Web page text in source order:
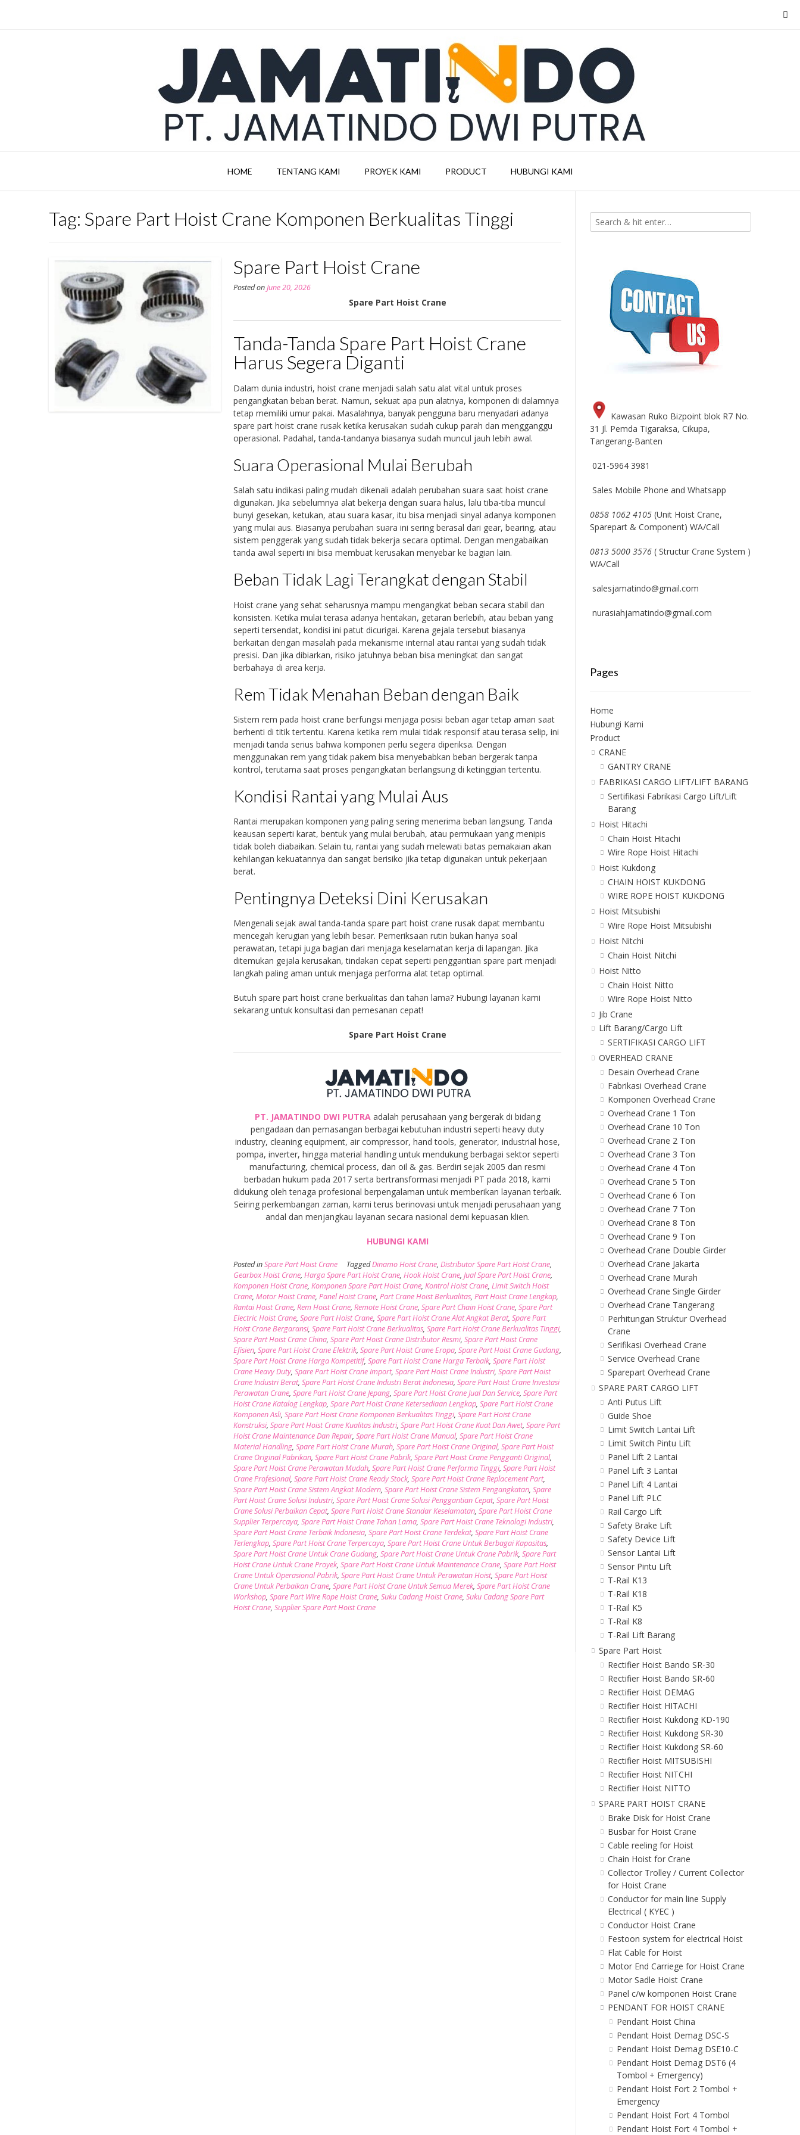
HOME TENTANG KAMI PROYEK KAMI PRODUCT HUBUNGI KAMI
Tag: Spare Part Hoist Crane Komponen Berkualitas Tinggi
Spare Part Hoist Crane
Posted onJune 20, 2026
Spare Part Hoist Crane
Tanda-Tanda Spare Part Hoist Crane
Harus Segera Diganti
Dalam dunia industri, hoist crane menjadi salah satu alat vital untuk proses
pengangkatan beban berat. Namun, sekuat apa pun alatnya, komponen di dalamnya
tetap memiliki umur pakai. Masalahnya, banyak pengguna baru menyadari adanya
spare part hoist crane rusak ketika kerusakan sudah cukup parah dan mengganggu
operasional. Padahal, tanda-tandanya biasanya sudah muncul jauh lebih awal.
Suara Operasional Mulai Berubah
Salah satu indikasi paling mudah dikenali adalah perubahan suara saat hoist crane
digunakan. Jika sebelumnya alat bekerja dengan suara halus, lalu tiba-tiba muncul
bunyi gesekan, ketukan, atau suara kasar, itu bisa menjadi sinyal adanya komponen
yang mulai aus. Biasanya perubahan suara ini sering berasal dari gear, bearing, atau
sistem penggerak yang sudah tidak bekerja secara optimal. Dengan mengabaikan
tanda awal seperti ini bisa membuat kerusakan menyebar ke bagian lain.
Beban Tidak Lagi Terangkat dengan Stabil
Hoist crane yang sehat seharusnya mampu mengangkat beban secara stabil dan
konsisten. Ketika mulai terasa adanya hentakan, getaran berlebih, atau beban yang
seperti tersendat, kondisi ini patut dicurigai. Karena gejala tersebut biasanya
berkaitan dengan masalah pada mekanisme internal atau rantai yang sudah tidak
presisi. Dan jika dibiarkan, risiko jatuhnya beban bisa meningkat dan sangat
berbahaya di area kerja.
Rem Tidak Menahan Beban dengan Baik
Sistem rem pada hoist crane berfungsi menjaga posisi beban agar tetap aman saat
berhenti di titik tertentu. Karena ketika rem mulai tidak responsif atau terasa selip, ini
menjadi tanda serius bahwa komponen perlu segera diperiksa. Dengan
menggunakan rem yang tidak pakem bisa menyebabkan beban bergerak tanpa
kontrol, terutama saat proses pengangkatan berlangsung di ketinggian tertentu.
Kondisi Rantai yang Mulai Aus
Rantai merupakan komponen yang paling sering menerima beban langsung. Tanda
keausan seperti karat, bentuk yang mulai berubah, atau permukaan yang menipis
tidak boleh diabaikan. Selain tu, rantai yang sudah melewati batas pemakaian akan
kehilangan kekuatannya dan sangat berisiko jika tetap digunakan untuk pekerjaan
berat.
Pentingnya Deteksi Dini Kerusakan
Mengenali sejak awal tanda-tanda spare part hoist crane rusak dapat membantu
mencegah kerugian yang lebih besar. Pemeriksaan rutin bukan hanya soal
perawatan, tetapi juga bagian dari menjaga keselamatan kerja di lapangan. Jika
ditemukan gejala kerusakan, tindakan cepat seperti penggantian spare part menjadi
langkah paling aman untuk menjaga performa alat tetap optimal.
Butuh spare part hoist crane berkualitas dan tahan lama? Hubungi layanan kami
sekarang untuk konsultasi dan pemesanan cepat!
Spare Part Hoist Crane
PT. JAMATINDO DWI PUTRAadalah perusahaan yang bergerak di bidang
pengadaan dan pemasangan berbagai kebutuhan industri seperti heavy duty
industry, cleaning equipment, air compressor, hand tools, generator, industrial hose,
pompa, inverter, hingga material handling untuk mendukung berbagai sektor seperti
manufacturing, chemical process, dan oil & gas. Berdiri sejak 2005 dan resmi
berbadan hukum pada 2017 serta bertransformasi menjadi PT pada 2018, kami
didukung oleh tenaga profesional berpengalaman untuk memberikan layanan terbaik.
Seiring perkembangan zaman, kami terus berinovasi untuk menjadi perusahaan yang
andal dan menjangkau layanan secara nasional demi kepuasan klien.
HUBUNGI KAMI
Posted inSpare Part Hoist Crane TaggedDinamo Hoist Crane,Distributor Spare Part Hoist Crane,
Gearbox Hoist Crane,Harga Spare Part Hoist Crane,Hook Hoist Crane,Jual Spare Part Hoist Crane,
Komponen Hoist Crane,Komponen Spare Part Hoist Crane,Kontrol Hoist Crane,Limit Switch Hoist
Crane,Motor Hoist Crane,Panel Hoist Crane,Part Crane Hoist Berkualitas,Part Hoist Crane Lengkap,
Rantai Hoist Crane,Rem Hoist Crane,Remote Hoist Crane,Spare Part Chain Hoist Crane,Spare Part
Electric Hoist Crane,Spare Part Hoist Crane,Spare Part Hoist Crane Alat Angkat Berat,Spare Part
Hoist Crane Bergaransi,Spare Part Hoist Crane Berkualitas,Spare Part Hoist Crane Berkualitas Tinggi,
Spare Part Hoist Crane China,Spare Part Hoist Crane Distributor Resmi,Spare Part Hoist Crane
Efisien,Spare Part Hoist Crane Elektrik,Spare Part Hoist Crane Eropa,Spare Part Hoist Crane Gudang,
Spare Part Hoist Crane Harga Kompetitif,Spare Part Hoist Crane Harga Terbaik,Spare Part Hoist
Crane Heavy Duty,Spare Part Hoist Crane Import,Spare Part Hoist Crane Industri,Spare Part Hoist
Crane Industri Berat,Spare Part Hoist Crane Industri Berat Indonesia,Spare Part Hoist Crane Investasi
Perawatan Crane,Spare Part Hoist Crane Jepang,Spare Part Hoist Crane Jual Dan Service,Spare Part
Hoist Crane Katalog Lengkap,Spare Part Hoist Crane Ketersediaan Lengkap,Spare Part Hoist Crane
Komponen Asli,Spare Part Hoist Crane Komponen Berkualitas Tinggi,Spare Part Hoist Crane
Konstruksi,Spare Part Hoist Crane Kualitas Industri,Spare Part Hoist Crane Kuat Dan Awet,Spare Part
Hoist Crane Maintenance Dan Repair,Spare Part Hoist Crane Manual,Spare Part Hoist Crane
Material Handling,Spare Part Hoist Crane Murah,Spare Part Hoist Crane Original,Spare Part Hoist
Crane Original Pabrikan,Spare Part Hoist Crane Pabrik,Spare Part Hoist Crane Pengganti Original,
Spare Part Hoist Crane Perawatan Mudah,Spare Part Hoist Crane Performa Tinggi,Spare Part Hoist
Crane Profesional,Spare Part Hoist Crane Ready Stock,Spare Part Hoist Crane Replacement Part,
Spare Part Hoist Crane Sistem Angkat Modern,Spare Part Hoist Crane Sistem Pengangkatan,Spare
Part Hoist Crane Solusi Industri,Spare Part Hoist Crane Solusi Penggantian Cepat,Spare Part Hoist
Crane Solusi Perbaikan Cepat,Spare Part Hoist Crane Standar Keselamatan,Spare Part Hoist Crane
Supplier Terpercaya,Spare Part Hoist Crane Tahan Lama,Spare Part Hoist Crane Teknologi Industri,
Spare Part Hoist Crane Terbaik Indonesia,Spare Part Hoist Crane Terdekat,Spare Part Hoist Crane
Terlengkap,Spare Part Hoist Crane Terpercaya,Spare Part Hoist Crane Untuk Berbagai Kapasitas,
Spare Part Hoist Crane Untuk Crane Gudang,Spare Part Hoist Crane Untuk Crane Pabrik,Spare Part
Hoist Crane Untuk Crane Proyek,Spare Part Hoist Crane Untuk Maintenance Crane,Spare Part Hoist
Crane Untuk Operasional Pabrik,Spare Part Hoist Crane Untuk Perawatan Hoist,Spare Part Hoist
Crane Untuk Perbaikan Crane,Spare Part Hoist Crane Untuk Semua Merek,Spare Part Hoist Crane
Workshop,Spare Part Wire Rope Hoist Crane,Suku Cadang Hoist Crane,Suku Cadang Spare Part
Hoist Crane,Supplier Spare Part Hoist Crane
Kawasan Ruko Bizpoint blok R7 No.
31 Jl. Pemda Tigaraksa, Cikupa,
Tangerang-Banten
021-5964 3981
Sales Mobile Phone and Whatsapp
0858 1062 4105(Unit Hoist Crane,
Sparepart & Component) WA/Call
0813 5000 3576( Structur Crane System )
WA/Call
salesjamatindo@gmail.com
nurasiahjamatindo@gmail.com
Pages
Home
Hubungi Kami
Product
CRANE
GANTRY CRANE
FABRIKASI CARGO LIFT/LIFT BARANG
Sertifikasi Fabrikasi Cargo Lift/Lift
Barang
Hoist Hitachi
Chain Hoist Hitachi
Wire Rope Hoist Hitachi
Hoist Kukdong
CHAIN HOIST KUKDONG
WIRE ROPE HOIST KUKDONG
Hoist Mitsubishi
Wire Rope Hoist Mitsubishi
Hoist Nitchi
Chain Hoist Nitchi
Hoist Nitto
Chain Hoist Nitto
Wire Rope Hoist Nitto
Jib Crane
Lift Barang/Cargo Lift
SERTIFIKASI CARGO LIFT
OVERHEAD CRANE
Desain Overhead Crane
Fabrikasi Overhead Crane
Komponen Overhead Crane
Overhead Crane 1 Ton
Overhead Crane 10 Ton
Overhead Crane 2 Ton
Overhead Crane 3 Ton
Overhead Crane 4 Ton
Overhead Crane 5 Ton
Overhead Crane 6 Ton
Overhead Crane 7 Ton
Overhead Crane 8 Ton
Overhead Crane 9 Ton
Overhead Crane Double Girder
Overhead Crane Jakarta
Overhead Crane Murah
Overhead Crane Single Girder
Overhead Crane Tangerang
Perhitungan Struktur Overhead
Crane
Serifikasi Overhead Crane
Service Overhead Crane
Sparepart Overhead Crane
SPARE PART CARGO LIFT
Anti Putus Lift
Guide Shoe
Limit Switch Lantai Lift
Limit Switch Pintu Lift
Panel Lift 2 Lantai
Panel Lift 3 Lantai
Panel Lift 4 Lantai
Panel Lift PLC
Rail Cargo Lift
Safety Brake Lift
Safety Device Lift
Sensor Lantai Lift
Sensor Pintu Lift
T-Rail K13
T-Rail K18
T-Rail K5
T-Rail K8
T-Rail Lift Barang
Spare Part Hoist
Rectifier Hoist Bando SR-30
Rectifier Hoist Bando SR-60
Rectifier Hoist DEMAG
Rectifier Hoist HITACHI
Rectifier Hoist Kukdong KD-190
Rectifier Hoist Kukdong SR-30
Rectifier Hoist Kukdong SR-60
Rectifier Hoist MITSUBISHI
Rectifier Hoist NITCHI
Rectifier Hoist NITTO
SPARE PART HOIST CRANE
Brake Disk for Hoist Crane
Busbar for Hoist Crane
Cable reeling for Hoist
Chain Hoist for Crane
Collector Trolley / Current Collector
for Hoist Crane
Conductor for main line Supply
Electrical ( KYEC )
Conductor Hoist Crane
Festoon system for electrical Hoist
Flat Cable for Hoist
Motor End Carriege for Hoist Crane
Motor Sadle Hoist Crane
Panel c/w komponen Hoist Crane
PENDANT FOR HOIST CRANE
Pendant Hoist China
Pendant Hoist Demag DSC-S
Pendant Hoist Demag DSE10-C
Pendant Hoist Demag DST6 (4
Tombol + Emergency)
Pendant Hoist Fort 2 Tombol +
Emergency
Pendant Hoist Fort 4 Tombol
Pendant Hoist Fort 4 Tombol +